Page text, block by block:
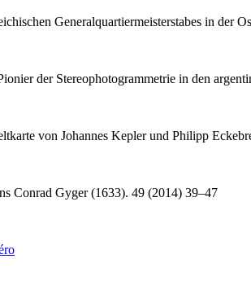
Generalquartiermeisterstabes in der
der Stereophotogrammetrie in den
von Johannes Kepler und Philipp
Conrad Gyger (1633). 49 (2014) 39–47